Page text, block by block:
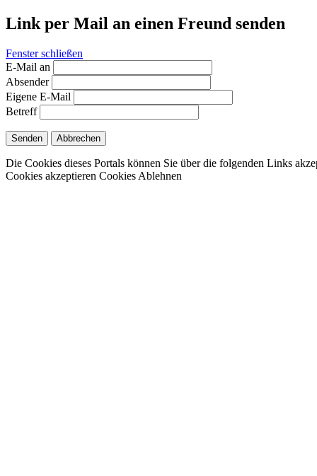
Link per Mail an einen Freund senden
Fenster schließen
E-Mail an
Absender
Eigene E-Mail
Betreff
Senden Abbrechen
Die Cookies dieses Portals können Sie über die folgenden Links
Cookies akzeptieren Cookies Ablehnen